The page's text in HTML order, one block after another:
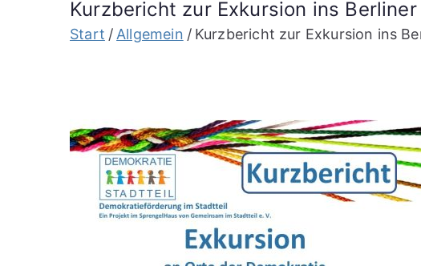
Kurzbericht zur Exkursion ins
Start Allgemein Kurzbericht zur Exkursion ins